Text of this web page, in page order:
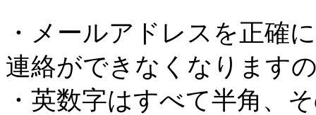
・メールアドレスを正確
連絡ができなくなります
・英数字はすべて半角、